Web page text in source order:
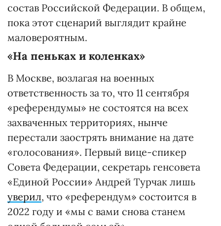
состав Российской Федерации. В общем,
пока этот сценарий выглядит крайне
маловероятным.
«На пеньках и коленках»
В Москве, возлагая на военных
ответственность за то, что 11 сентября
«референдумы» не состоятся на всех
захваченных территориях, нынче
перестали заострять внимание на дате
«голосования». Первый вице-спикер
Совета Федерации, секретарь генсовета
«Единой России» Андрей Турчак лишь
уверил, что «референдум» состоится в
2022 году и «мы с вами снова станем